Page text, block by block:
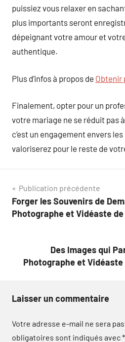
puissiez vous relaxer en
plus importants seront
dépeignant votre amour et
authentique.
Plus d’infos à propos de Obtenir
Finalement, opter pour un
votre mariage ne se réduit pas
c’est un engagement envers
valoriserez pour le reste de
Navigation
de
Publication précédente
Forger les Souvenirs de
Photographe et Vidéaste
Des Images qui
Photographe et
Laisser un commentaire
Votre adresse e-mail ne sera
obligatoires sont indiqués avec*